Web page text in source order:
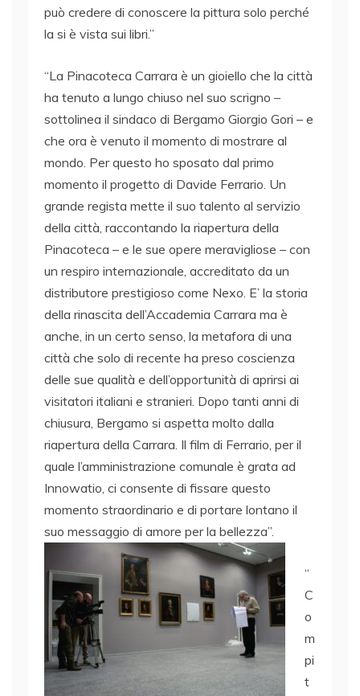
può credere di conoscere la pittura solo perché
la si è vista sui libri.”
“La Pinacoteca Carrara è un gioiello che la città
ha tenuto a lungo chiuso nel suo scrigno –
sottolinea il sindaco di Bergamo Giorgio Gori – e
che ora è venuto il momento di mostrare al
mondo. Per questo ho sposato dal primo
momento il progetto di Davide Ferrario. Un
grande regista mette il suo talento al servizio
della città, raccontando la riapertura della
Pinacoteca – e le sue opere meravigliose – con
un respiro internazionale, accreditato da un
distributore prestigioso come Nexo. E’ la storia
della rinascita dell’Accademia Carrara ma è
anche, in un certo senso, la metafora di una
città che solo di recente ha preso coscienza
delle sue qualità e dell’opportunità di aprirsi ai
visitatori italiani e stranieri. Dopo tanti anni di
chiusura, Bergamo si aspetta molto dalla
riapertura della Carrara. Il film di Ferrario, per il
quale l’amministrazione comunale è grata ad
Innowatio, ci consente di fissare questo
momento straordinario e di portare lontano il
suo messaggio di amore per la bellezza”.
“
C
o
m
pi
t